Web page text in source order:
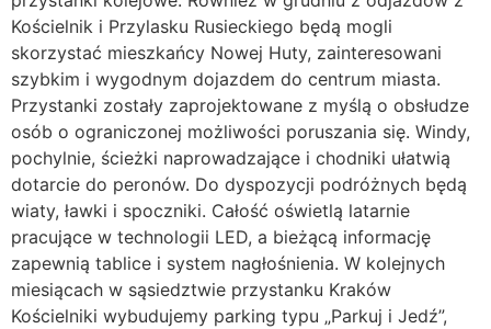
Kościelnik i Przylasku Rusieckiego będą mogli
skorzystać mieszkańcy Nowej Huty, zainteresowani
szybkim i wygodnym dojazdem do centrum miasta.
Przystanki zostały zaprojektowane z myślą o obsłudze
osób o ograniczonej możliwości poruszania się. Windy,
pochylnie, ścieżki naprowadzające i chodniki ułatwią
dotarcie do peronów. Do dyspozycji podróżnych będą
wiaty, ławki i spoczniki. Całość oświetlą latarnie
pracujące w technologii LED, a bieżącą informację
zapewnią tablice i system nagłośnienia. W kolejnych
miesiącach w sąsiedztwie przystanku Kraków
Kościelniki wybudujemy parking typu „Parkuj i Jedź”,